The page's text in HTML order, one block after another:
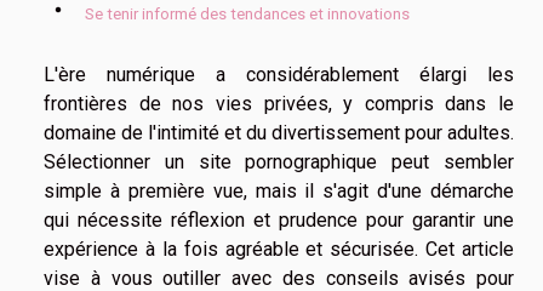
Se tenir informé des tendances et innovations
L'ère numérique a considérablement élargi les
frontières de nos vies privées, y compris dans le
domaine de l'intimité et du divertissement pour adultes.
Sélectionner un site pornographique peut sembler
simple à première vue, mais il s'agit d'une démarche
qui nécessite réflexion et prudence pour garantir une
expérience à la fois agréable et sécurisée. Cet article
vise à vous outiller avec des conseils avisés pour